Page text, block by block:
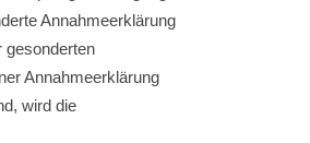
Annahmeerklärung
gesonderten
Annahmeerklärung
wird die